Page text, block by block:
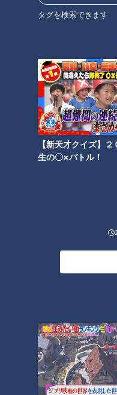
タグを検索できます
【新天才クイズ】
生の〇×バトル！
単なるミス！？信
の標識
を2つご紹介。1つ目は、
あり”の標識。
「信号機があることを警
石井さんが偶然見つけた
黄・赤のところ、この場
ます。石井さん曰く、「